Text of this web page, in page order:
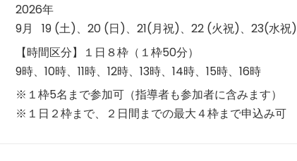
2026年
9月 19 (土)、20 (日)、21(月祝)、22 (火祝)、23(水祝)
【時間区分】１日８枠（１枠50分）
9時、10時、11時、12時、13時、14時、15時、16時
※１枠5名まで参加可（指導者も参加者に含みます）
※１日２枠まで、２日間までの最大４枠まで申込み可